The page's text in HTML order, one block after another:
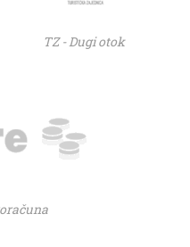
TZ - Dugi otok